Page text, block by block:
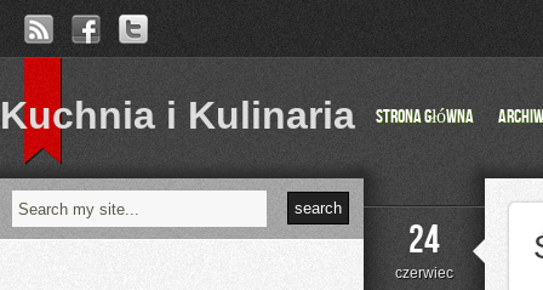
Kuchnia i Kulinaria Strona główna
24
czerwiec